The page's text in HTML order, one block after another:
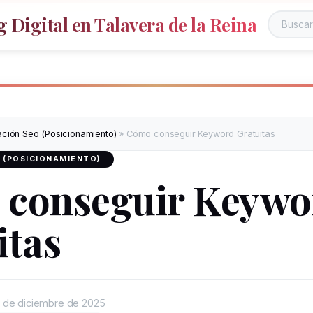
Digital en Talavera de la Reina
Seo (Posicionamiento) » Cómo conseguir Keyword Gratuitas
de diciembre de 2025